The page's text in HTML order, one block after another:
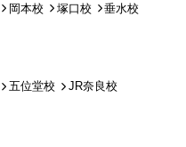
岡本校 塚口校
垂水校
五位堂校
JR奈良校